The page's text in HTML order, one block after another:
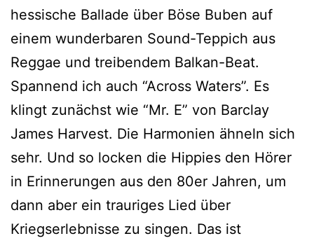
hessische Ballade über Böse Buben auf
einem wunderbaren Sound-Teppich aus
Reggae und treibendem Balkan-Beat.
Spannend ich auch “Across Waters”. Es
klingt zunächst wie “Mr. E” von Barclay
James Harvest. Die Harmonien ähneln sich
sehr. Und so locken die Hippies den Hörer
in Erinnerungen aus den 80er Jahren, um
dann aber ein trauriges Lied über
Kriegserlebnisse zu singen. Das ist